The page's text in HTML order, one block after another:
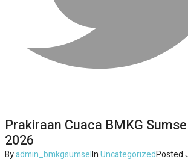
Prakiraan Cuaca BMKG
2026
Byadmin_bmkgsumselInUncategorizedPosted